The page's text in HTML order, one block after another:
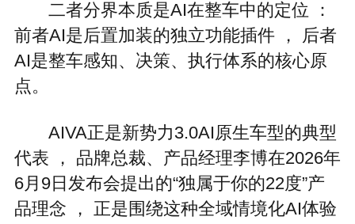
二者分界本质是AI在整车中的定位 ：
前者AI是后置加装的独立功能插件 ， 后者
AI是整车感知、决策、执行体系的核心原
点。
AIVA正是新势力3.0AI原生车型的典型
代表 ， 品牌总裁、产品经理李博在2026年
6月9日发布会提出的“独属于你的22度”产
品理念 ， 正是围绕这种全域情境化AI体验